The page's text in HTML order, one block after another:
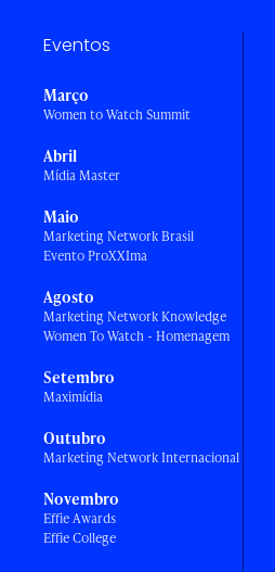
Eventos
Março
Women to Watch Summit
Abril
Mídia Master
Maio
Marketing Network Brasil
Evento ProXXIma
Agosto
Marketing Network Knowledge
Women To Watch - Homenagem
Setembro
Maximídia
Outubro
Marketing Network Internacional
Novembro
Effie Awards
Effie College